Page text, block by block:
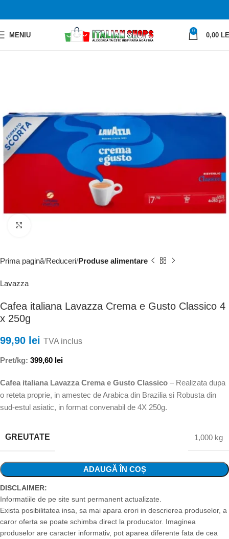
MENIU
0
0,00
Prima pagină Reduceri Produse alimentare
Lavazza
Cafea italiana Lavazza Crema e Gusto Classico 4
x 250g
99,90 lei TVA inclus
Pret/kg: 399,60 lei
Cafea italiana Lavazza Crema e Gusto Classico – Realizata dupa
o reteta proprie, in amestec de Arabica din Brazilia si Robusta din
sud-estul asiatic, in format convenabil de 4X 250g.
GREUTATE 1,000 kg
ADAUGĂ ÎN COȘ
DISCLAIMER:
Informatiile de pe site sunt permanent actualizate.
Exista posibilitatea insa, sa mai apara erori in descrierea produselor, a
caror oferta se poate schimba direct la producator. Imaginea
produselor are caracter informativ, pot aparea diferente fata de cea